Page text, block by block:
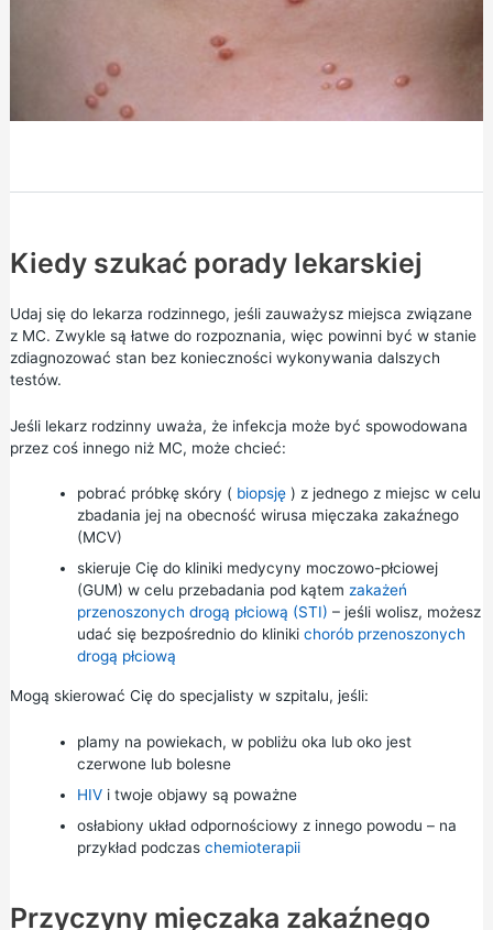
Kiedy szukać porady lekarskiej
Udaj się do lekarza rodzinnego, jeśli zauważysz miejsca związane
z MC. Zwykle są łatwe do rozpoznania, więc powinni być w stanie
zdiagnozować stan bez konieczności wykonywania dalszych
testów.
Jeśli lekarz rodzinny uważa, że infekcja może być spowodowana
przez coś innego niż MC, może chcieć:
pobrać próbkę skóry ( biopsję) z jednego z miejsc w celu
zbadania jej na obecność wirusa mięczaka zakaźnego
(MCV)
skieruje Cię do kliniki medycyny moczowo-płciowej
(GUM) w celu przebadania pod kątem zakażeń
przenoszonych drogą płciową (STI) – jeśli wolisz, możesz
udać się bezpośrednio do kliniki chorób przenoszonych
drogą płciową
Mogą skierować Cię do specjalisty w szpitalu, jeśli:
plamy na powiekach, w pobliżu oka lub oko jest
czerwone lub bolesne
HIVi twoje objawy są poważne
osłabiony układ odpornościowy z innego powodu – na
przykład podczas chemioterapii
Przyczyny mięczaka zakaźnego